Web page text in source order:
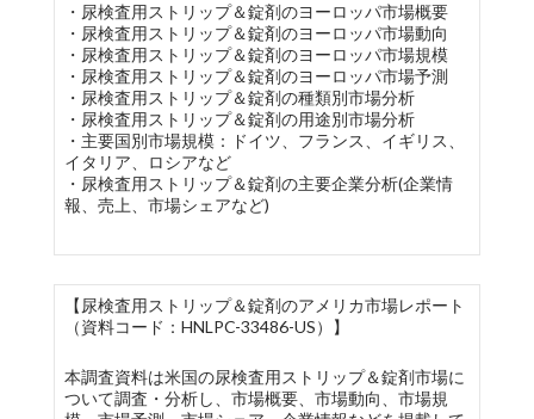
・尿検査用ストリップ＆錠剤のヨーロッパ市場概要
・尿検査用ストリップ＆錠剤のヨーロッパ市場動向
・尿検査用ストリップ＆錠剤のヨーロッパ市場規模
・尿検査用ストリップ＆錠剤のヨーロッパ市場予測
・尿検査用ストリップ＆錠剤の種類別市場分析
・尿検査用ストリップ＆錠剤の用途別市場分析
・主要国別市場規模：ドイツ、フランス、イギリス、
イタリア、ロシアなど
・尿検査用ストリップ＆錠剤の主要企業分析(企業情
報、売上、市場シェアなど)
【尿検査用ストリップ＆錠剤のアメリカ市場レポート
（資料コード：HNLPC-33486-US）】
本調査資料は米国の尿検査用ストリップ＆錠剤市場に
ついて調査・分析し、市場概要、市場動向、市場規